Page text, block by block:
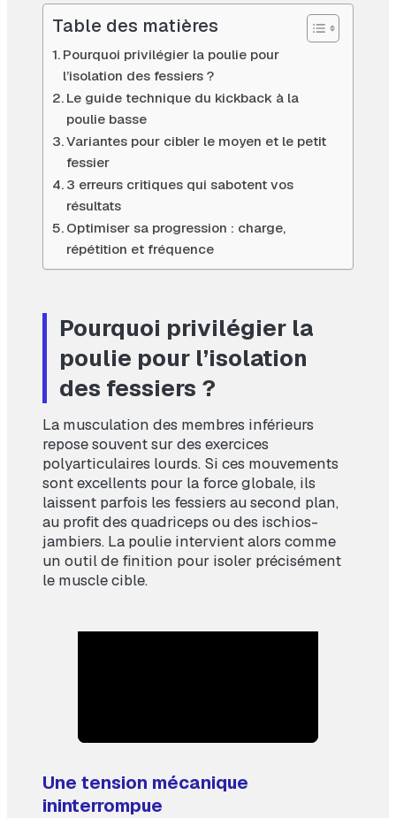
Table des matières
Pourquoi privilégier la poulie pour
l’isolation des fessiers ?
Le guide technique du kickback à la
poulie basse
Variantes pour cibler le moyen et le petit
fessier
3 erreurs critiques qui sabotent vos
résultats
Optimiser sa progression : charge,
répétition et fréquence
Pourquoi privilégier la
poulie pour l’isolation
des fessiers ?
La musculation des membres inférieurs
repose souvent sur des exercices
polyarticulaires lourds. Si ces mouvements
sont excellents pour la force globale, ils
laissent parfois les fessiers au second plan,
au profit des quadriceps ou des ischios-
jambiers. La poulie intervient alors comme
un outil de finition pour isoler précisément
le muscle cible.
Une tension mécanique
ininterrompue